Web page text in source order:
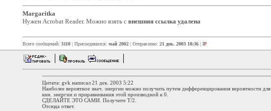
Margaritka
Нужен Acrobat Reader. Можно взять с внешняя ссылка удалена
Всего сообщений: 3110 | Присоединился: май 2002 | Отправлено: 21 дек. 2003 18:36 | IP
Цитата: gvk написал 21 дек. 2003 5:22
Наиболее вероятное знач. энергии можно получить путем дифференцирования вероятности для
кин. энергии и приравнивания этой производной к 0.
СДЕЛАЙТЕ ЭТО САМИ. Получите T/2.
Отсюда ответ.